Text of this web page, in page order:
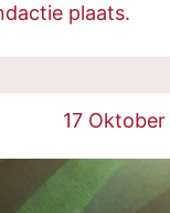
plaats.
17